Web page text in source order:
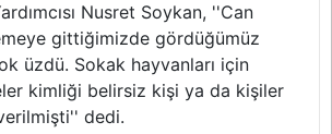
Nusret Soykan, ''Can
gittiğimizde gördüğümüz
üzdü. Sokak hayvanları için
kimliği belirsiz kişi ya da kişiler
dedi.